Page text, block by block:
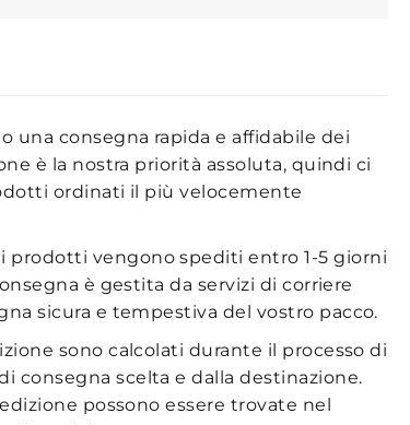
una consegna rapida e affidabile dei
è la nostra priorità assoluta, quindi ci
ordinati il più velocemente
prodotti vengono spediti entro 1-5 giorni
è gestita da servizi di corriere
sicura e tempestiva del vostro pacco.
sono calcolati durante il processo di
consegna scelta e dalla destinazione.
possono essere trovate nel